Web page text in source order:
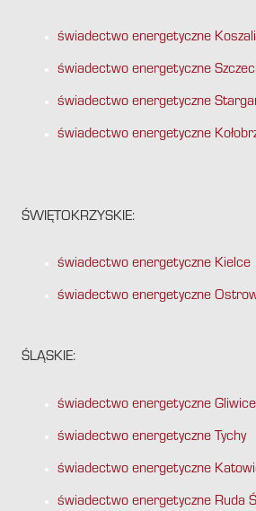
świadectwo energetyczne
świadectwo energetyczne
świadectwo energetyczne
świadectwo energetyczne
ŚWIĘTOKRZYSKIE:
świadectwo energetyczne Kielce
świadectwo energetyczne
ŚLĄSKIE:
świadectwo energetyczne Gliwice
świadectwo energetyczne Tychy
świadectwo energetyczne
świadectwo energetyczne Ruda